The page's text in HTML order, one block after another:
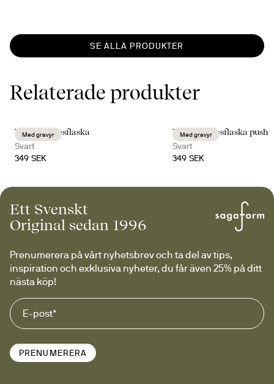
SE ALLA PRODUKTER
Relaterade produkter
Med gravyr
Tekla termosflaska
Svart
349 SEK
Med gravyr
Tekla termosflaska push
Svart
349 SEK
Ett Svenskt
Original sedan 1996
Prenumerera på vårt nyhetsbrev och ta del av tips,
inspiration och exklusiva nyheter, du får även 25% på ditt
nästa köp!
PRENUMERERA